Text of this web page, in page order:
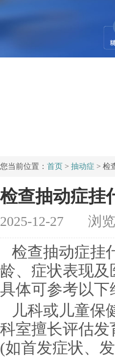
您当前位置： 首页 > 抽动症 > 检
检查抽动症挂
2025-12-27 浏览
检查抽动症挂
龄、症状表现
具体可参考以下
儿科或儿童保
科室擅长评估
(如首发症状、